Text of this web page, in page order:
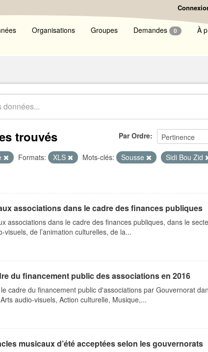
Organisations Groupes Demandes 0 À
Par Ordre
trouvés
Formats: XLS Mots-clés: Sousse
Sidi Bou Zid
associations dans le cadre des finances publiques
associations dans le cadre des finances publiques, dans le
de l’animation culturelles, de la...
du financement public des associations en 2016
cadre du financement public d'associations par Gouvernorat
audio-visuels, Action culturelle, Musique,...
musicaux d’été acceptées selon les gouvernorats